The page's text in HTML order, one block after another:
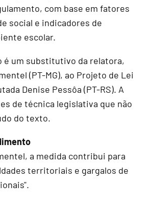
com base em fatores
social e indicadores de
escolar.
é um substitutivo da relatora,
(PT-MG), ao Projeto de Lei
Denise Pessôa (PT-RS). A
de técnica legislativa que não
do texto.
a medida contribui para
territoriais e gargalos de